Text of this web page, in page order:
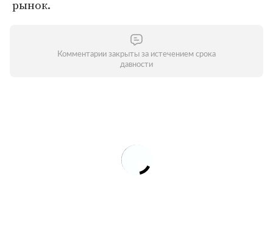
рынок.
Комментарии закрыты за истечением срока
давности